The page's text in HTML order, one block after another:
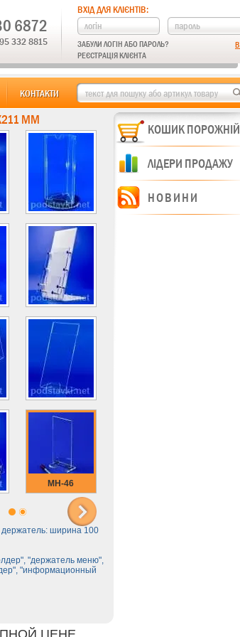
6872
332 8815
ВХІД ДЛЯ КЛІЄНТІВ:
ЗАБУЛИ ЛОГІН АБО ПАРОЛЬ?
РЕЄСТРАЦІЯ КЛІЄНТА
КОНТАКТИ
ЦЕНЕ.
ММ
ширина 100
"держатель меню",
"информационный
MH-46
КОШИК ПОРОЖНІЙ
ЛІДЕРИ ПРОДАЖУ
НОВИНИ